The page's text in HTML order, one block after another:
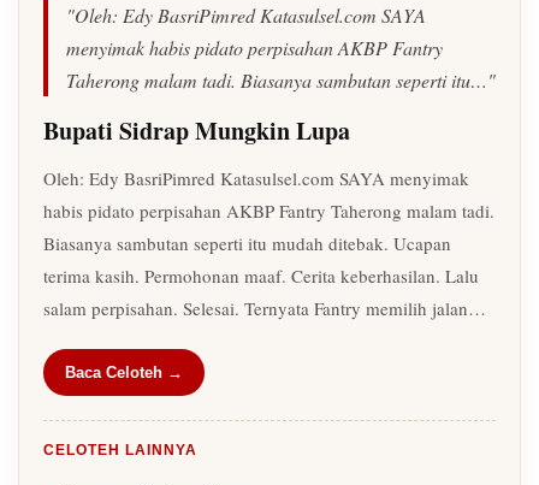
"Oleh: Edy BasriPimred Katasulsel.com SAYA
menyimak habis pidato perpisahan AKBP Fantry
Taherong malam tadi. Biasanya sambutan seperti itu…"
Bupati Sidrap Mungkin Lupa
Oleh: Edy BasriPimred Katasulsel.com SAYA menyimak
habis pidato perpisahan AKBP Fantry Taherong malam tadi.
Biasanya sambutan seperti itu mudah ditebak. Ucapan
terima kasih. Permohonan maaf. Cerita keberhasilan. Lalu
salam perpisahan. Selesai. Ternyata Fantry memilih jalan…
Baca Celoteh →
CELOTEH LAINNYA